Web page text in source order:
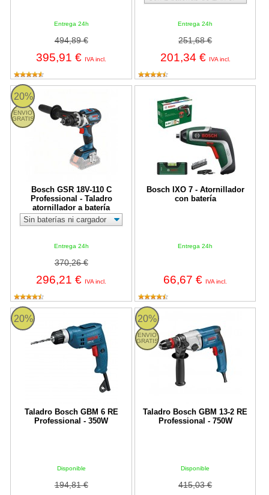
Entrega 24h
494,89 €
395,91 € IVA incl.
Entrega 24h
251,68 €
201,34 € IVA incl.
20%
ENVIO
GRATIS
Bosch GSR 18V-110 C
Professional - Taladro
atornillador a batería
Entrega 24h
370,26 €
296,21 € IVA incl.
Bosch GSR 18V-110 C Professional - Taladro atornillador a
Bosch IXO 7 - Atornillador
con batería
Entrega 24h
66,67 € IVA incl.
20%
Taladro Bosch GBM 6 RE
Professional - 350W
Disponible
194,81 €
Taladro Bosch GBM 6 RE Professional - 350W
20%
ENVIO
GRATIS
Taladro Bosch GBM 13-2 RE
Professional - 750W
Disponible
415,03 €
Taladro Bosch GBM 13-2 RE